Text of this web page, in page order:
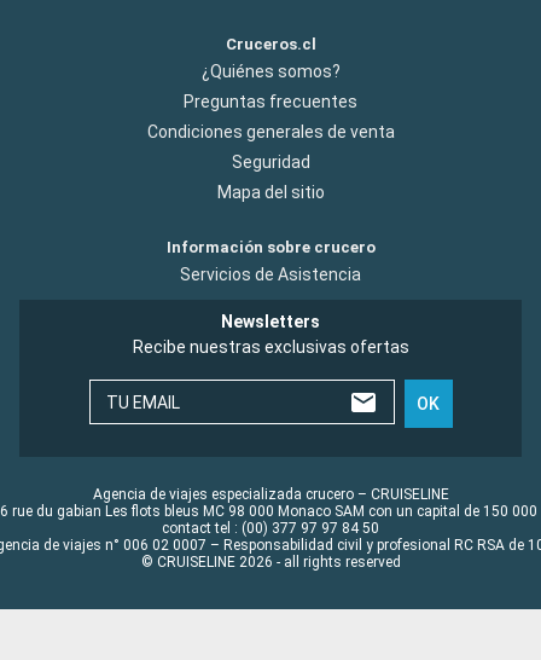
Cruceros.cl
¿Quiénes somos?
Preguntas frecuentes
Condiciones generales de venta
Seguridad
Mapa del sitio
Información sobre crucero
Servicios de Asistencia
Newsletters
Recibe nuestras exclusivas ofertas
TU EMAIL OK
Agencia de viajes especializada crucero – CRUISELINE
rue du gabian Les flots bleus MC 98 000 Monaco SAM con un capital de 150 000
contact tel : (00) 377 97 97 84 50
de viajes n° 006 02 0007 – Responsabilidad civil y profesional RC RSA de
© CRUISELINE 2026 - all rights reserved